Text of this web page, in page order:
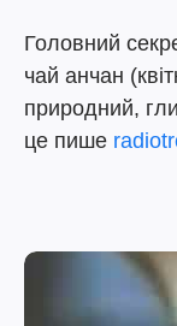
Головний
чай анчан
природний,
це пише